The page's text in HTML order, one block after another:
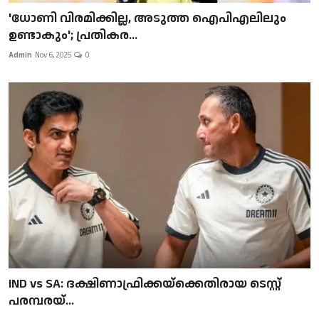
'ധോണി വിരമിക്കില്ല, അടുത്ത ഐപിഎലിലും
ഉണ്ടാകും'; പ്രതികര...
Admin Nov 6, 2025 0
IND vs SA: ദക്ഷിണാഫ്രിക്കയ്‌ക്കെതിരായ ടെസ്റ്റ്
പരമ്പരയ്...